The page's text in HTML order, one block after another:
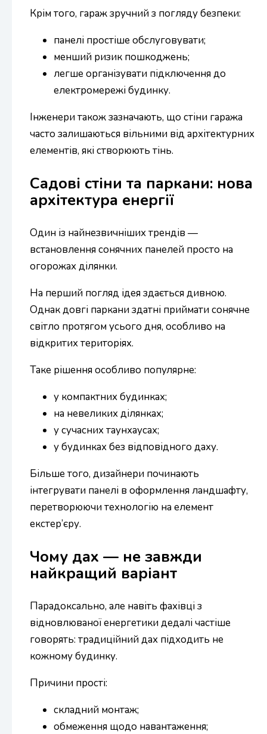
Крім того, гараж зручний з погляду безпеки:
панелі простіше обслуговувати;
менший ризик пошкоджень;
легше організувати підключення до
електромережі будинку.
Інженери також зазначають, що стіни гаража
часто залишаються вільними від архітектурних
елементів, які створюють тінь.
Садові стіни та паркани: нова
архітектура енергії
Один із найнезвичніших трендів —
встановлення сонячних панелей просто на
огорожах ділянки.
На перший погляд ідея здається дивною.
Однак довгі паркани здатні приймати сонячне
світло протягом усього дня, особливо на
відкритих територіях.
Таке рішення особливо популярне:
у компактних будинках;
на невеликих ділянках;
у сучасних таунхаусах;
у будинках без відповідного даху.
Більше того, дизайнери починають
інтегрувати панелі в оформлення ландшафту,
перетворюючи технологію на елемент
екстер’єру.
Чому дах — не завжди
найкращий варіант
Парадоксально, але навіть фахівці з
відновлюваної енергетики дедалі частіше
говорять: традиційний дах підходить не
кожному будинку.
Причини прості:
складний монтаж;
обмеження щодо навантаження;